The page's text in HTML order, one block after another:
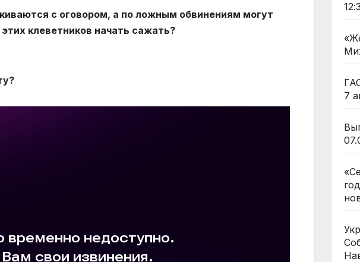
с оговором, а по ложным обвинениям могут
клеветников начать сажать?
7